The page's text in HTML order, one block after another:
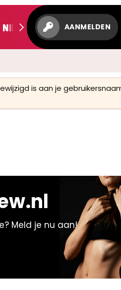
AANMELDEN
is aan je
Meld je nu aan!